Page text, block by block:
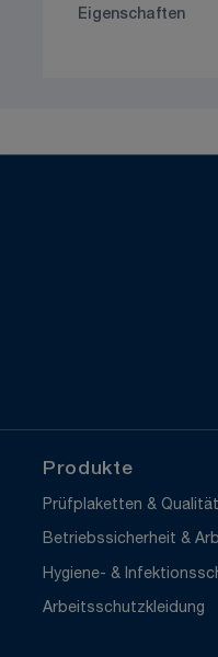
Eigenschaften
Produkte
Prüfplaketten &
Betriebssicherheit &
Hygiene- &
Arbeitsschutzkleidung